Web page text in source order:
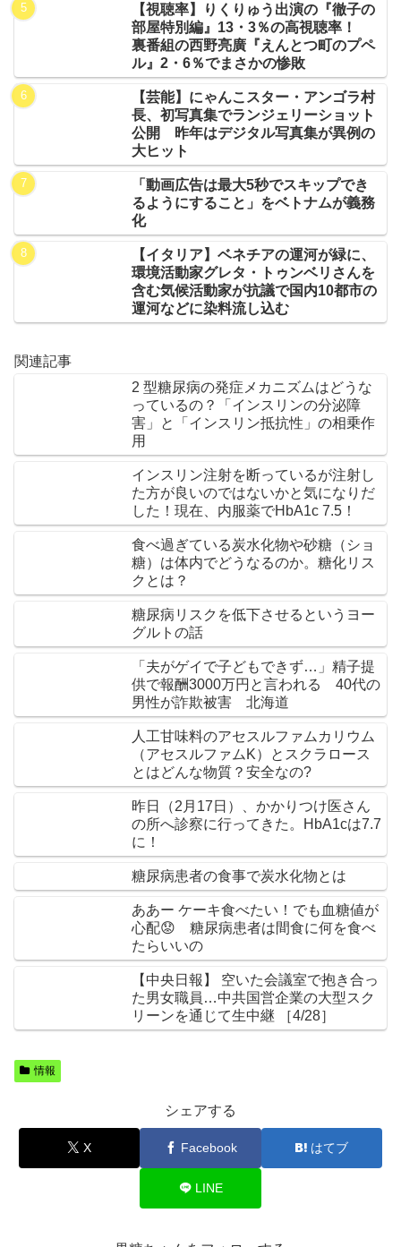
【視聴率】りくりゅう出演の『徹子の
部屋特別編』13・3％の高視聴率！
裏番組の西野亮廣『えんとつ町のプペ
ル』2・6％でまさかの惨敗
【芸能】にゃんこスター・アンゴラ村
長、初写真集でランジェリーショット
公開 昨年はデジタル写真集が異例の
大ヒット
「動画広告は最大5秒でスキップでき
るようにすること」をベトナムが義務
化
【イタリア】ベネチアの運河が緑に、
環境活動家グレタ・トゥンベリさんを
含む気候活動家が抗議で国内10都市の
運河などに染料流し込む
関連記事
2 型糖尿病の発症メカニズムはどうな
っているの？「インスリンの分泌障
害」と「インスリン抵抗性」の相乗作
用
インスリン注射を断っているが注射し
た方が良いのではないかと気になりだ
した！現在、内服薬でHbA1c 7.5！
食べ過ぎている炭水化物や砂糖（ショ
糖）は体内でどうなるのか。糖化リス
クとは？
糖尿病リスクを低下させるというヨー
グルトの話
「夫がゲイで子どもできず…」精子提
供で報酬3000万円と言われる 40代の
男性が詐欺被害 北海道
人工甘味料のアセスルファムカリウム
（アセスルファムK）とスクラロース
とはどんな物質？安全なの?
昨日（2月17日）、かかりつけ医さん
の所へ診察に行ってきた。HbA1cは7.7
に！
糖尿病患者の食事で炭水化物とは
ああー ケーキ食べたい！でも血糖値が
心配😟 糖尿病患者は間食に何を食べ
たらいいの
【中央日報】 空いた会議室で抱き合っ
た男女職員…中共国営企業の大型スク
リーンを通じて生中継 ［4/28］
情報
シェアする
X Facebook はてブ
LINE